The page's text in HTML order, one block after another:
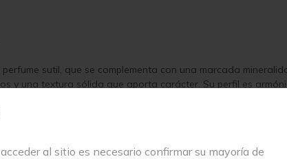
al sitio es necesario confirmar su mayoría de
sutil, que se complementa con una marcada
y una textura sólida que aporta carácter. Su perfil es
deja una impresión duradera. Un comienzo prometedor
carácter y elegancia, elaborado a partir de la variedad
consolidado su presencia en esta histórica región
Su filosofía se centra en vinificar por parcelas,